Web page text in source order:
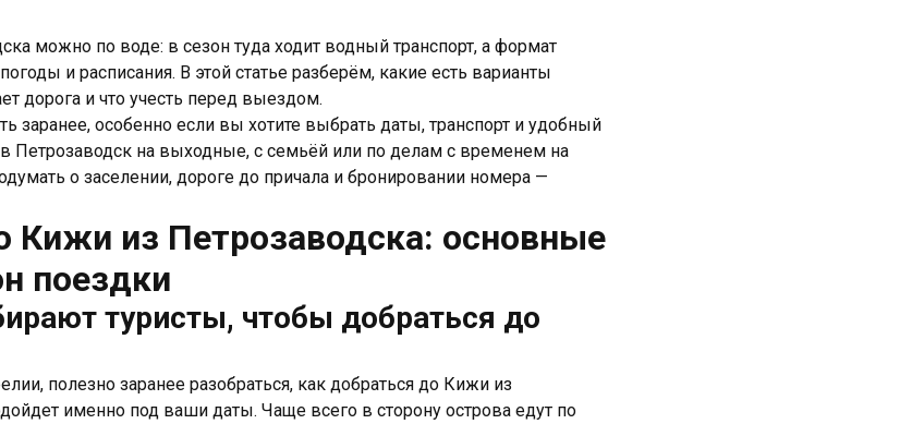
можно по воде: в сезон туда ходит водный транспорт, а формат
и расписания. В этой статье разберём, какие есть варианты
дорога и что учесть перед выездом.
заранее, особенно если вы хотите выбрать даты, транспорт и удобный
Петрозаводск на выходные, с семьёй или по делам с временем на
о заселении, дороге до причала и бронировании номера —
Кижи из Петрозаводска: основные
поездки
туристы, чтобы добраться до
полезно заранее разобраться, как добраться до Кижи из
именно под ваши даты. Чаще всего в сторону острова едут по